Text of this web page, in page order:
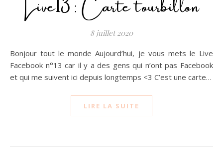
8 juillet 2020
Bonjour tout le monde Aujourd’hui, je vous mets le Live
Facebook n°13 car il y a des gens qui n’ont pas Facebook
et qui me suivent ici depuis longtemps <3 C’est une carte…
LIRE LA SUITE